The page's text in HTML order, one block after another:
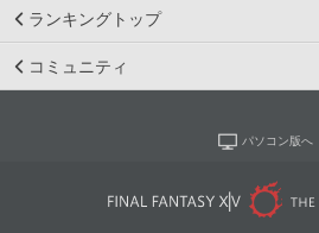
ランキングトップ
コミュニティ
パソコン版へ